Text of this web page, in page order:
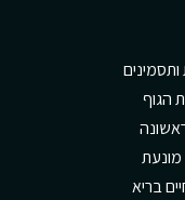
הגוף
בריא